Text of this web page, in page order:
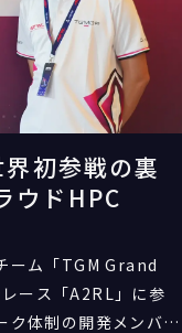
初参戦の裏
ウドHPC
ーム「TGM Grand
ース「A2RL」に参
ク体制の開発メンバー